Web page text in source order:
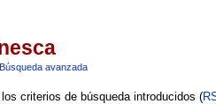
Búsqueda avanzada
criterios de búsqueda introducidos (